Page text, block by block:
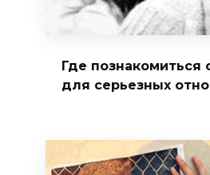
Где познакомиться
для серьезных